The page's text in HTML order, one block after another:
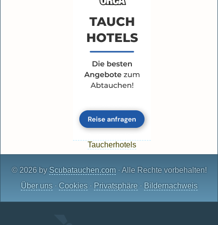
Taucherhotels
© 2026 by Scubatauchen.com· Alle Rechte vorbehalten!
Über uns· Cookies· Privatsphäre· Bildernachweis